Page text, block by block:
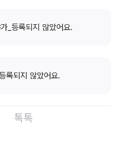
_등록되지 않았어요.
록되지 않았어요.
톡톡